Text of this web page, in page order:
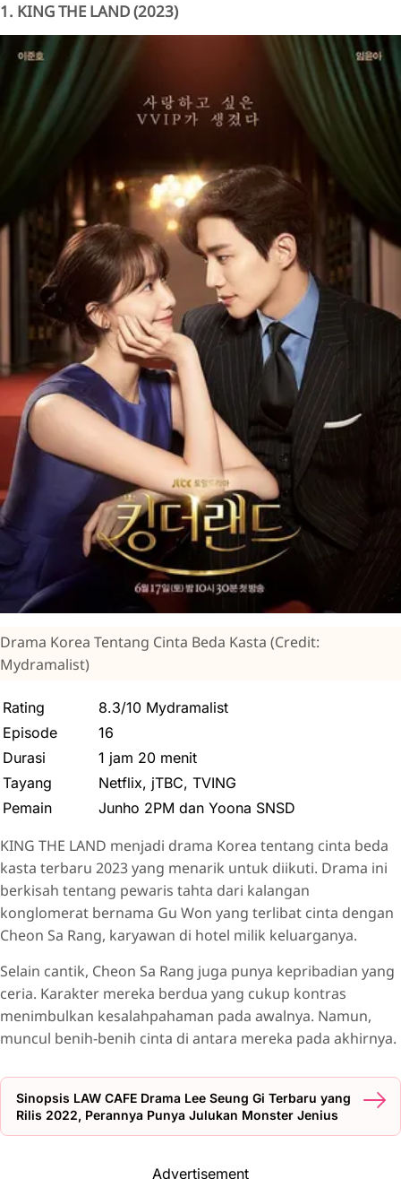
1. KING THE LAND (2023)
Drama Korea Tentang Cinta Beda Kasta (Credit:
Mydramalist)
Rating
8.3/10 Mydramalist
Episode
16
Durasi
1 jam 20 menit
Tayang
Netflix, jTBC, TVING
Pemain
Junho 2PM dan Yoona SNSD
KING THE LAND menjadi drama Korea tentang cinta beda
kasta terbaru 2023 yang menarik untuk diikuti. Drama ini
berkisah tentang pewaris tahta dari kalangan
konglomerat bernama Gu Won yang terlibat cinta dengan
Cheon Sa Rang, karyawan di hotel milik keluarganya.
Selain cantik, Cheon Sa Rang juga punya kepribadian yang
ceria. Karakter mereka berdua yang cukup kontras
menimbulkan kesalahpahaman pada awalnya. Namun,
muncul benih-benih cinta di antara mereka pada akhirnya.
Sinopsis LAW CAFE Drama Lee Seung Gi Terbaru yang
Rilis 2022, Perannya Punya Julukan Monster Jenius
Advertisement